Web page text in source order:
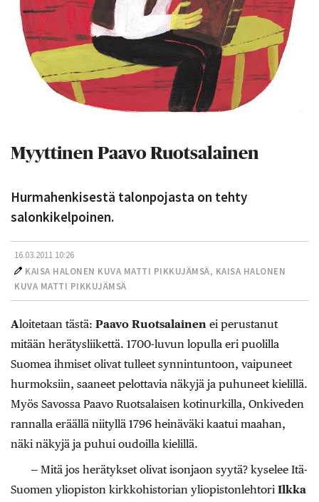
Myyttinen Paavo Ruotsalainen
Hurmahenkisestä talonpojasta on tehty
salonkikelpoinen.
16.03.2011 10:26
KAISA HALONEN KUVA MATTI PIKKUJÄMSÄ, KAISA HALONEN
KUVA MATTI PIKKUJÄMSÄ
Aloitetaan tästä: Paavo Ruotsalainen ei perustanut
mitään herätysliikettä. 1700-luvun lopulla eri puolilla
Suomea ihmiset olivat tulleet synnintuntoon, vaipuneet
hurmoksiin, saaneet pelottavia näkyjä ja puhuneet kielillä.
Myös Savossa Paavo Ruotsalaisen kotinurkilla, Onkiveden
rannalla eräällä niityllä 1796 heinäväki kaatui maahan,
näki näkyjä ja puhui oudoilla kielillä.
— Mitä jos herätykset olivat isonjaon syytä? kyselee Itä-
Suomen yliopiston kirkkohistorian yliopistonlehtori Ilkka